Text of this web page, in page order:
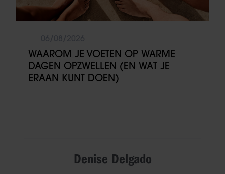
WAAROM JE VOETEN OP WARME
DAGEN OPZWELLEN (EN WAT JE
ERAAN KUNT DOEN)
Denise Delgado